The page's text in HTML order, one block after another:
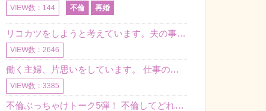
VIEW数：144 不倫 再婚
リコカツをしようと考えています。夫の事からの愛情を全く感じません。子供がいるので、子供が成長するまではと我慢しています。 まず、お金が必要だと考え、仕事の量も増やしました。ところが、夫は働かず、結局は
VIEW数：2646
働く主婦、片思いをしています。 仕事の相談をしていくうちに、彼のことを好きになりました。私には夫も子供もいます。不倫をしているわけでもなく、もちろん、この気持ちは誰にも話していません。 ラインをする関
VIEW数：3385
不倫ぶっちゃけトーク5弾！ 不倫してどれくらい？ 不倫のあれこれを、なんでもどうぞ♪♪